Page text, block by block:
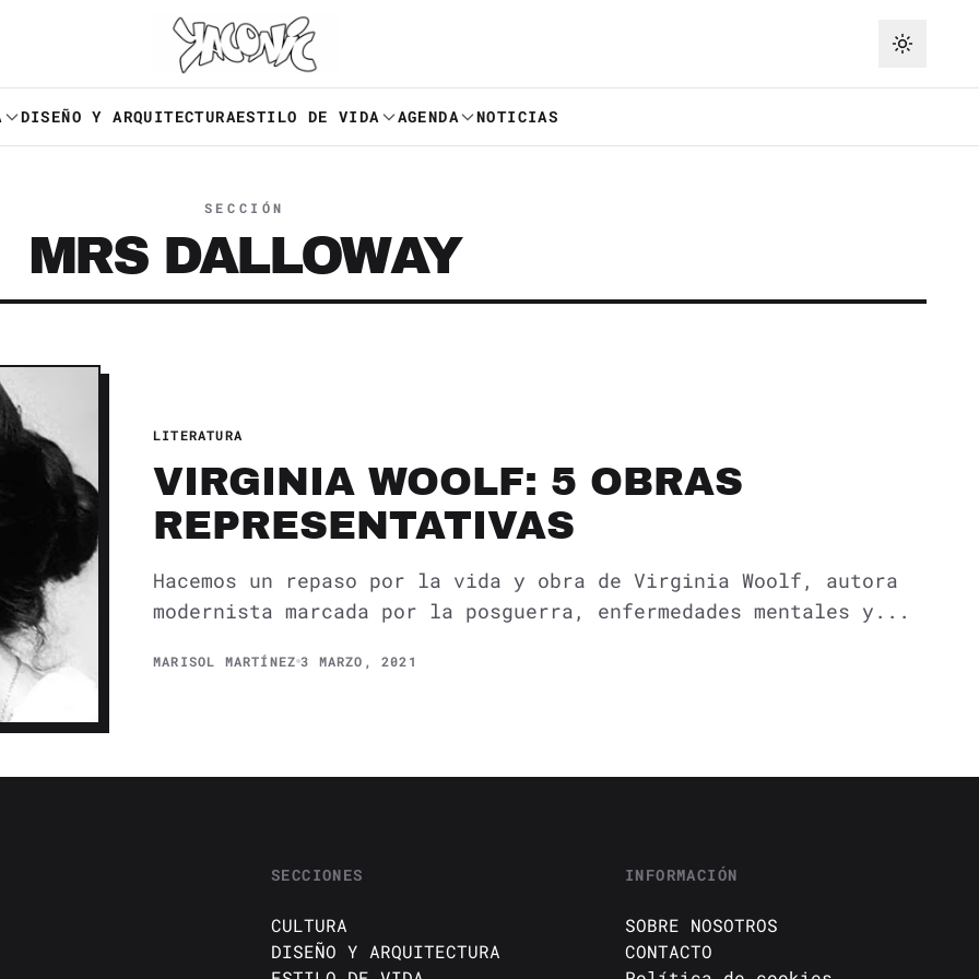
DISEÑO Y ARQUITECTURAESTILO DE VIDA AGENDA NOTICIAS
SECCIÓN
MRS DALLOWAY
LITERATURA
VIRGINIA WOOLF: 5 OBRAS
REPRESENTATIVAS
Hacemos un repaso por la vida y obra de Virginia Woolf, autora
modernista marcada por la posguerra, enfermedades mentales y...
MARISOL MARTÍNEZ 3 MARZO, 2021
SECCIONES
CULTURA
DISEÑO Y ARQUITECTURA
INFORMACIÓN
SOBRE NOSOTROS
CONTACTO